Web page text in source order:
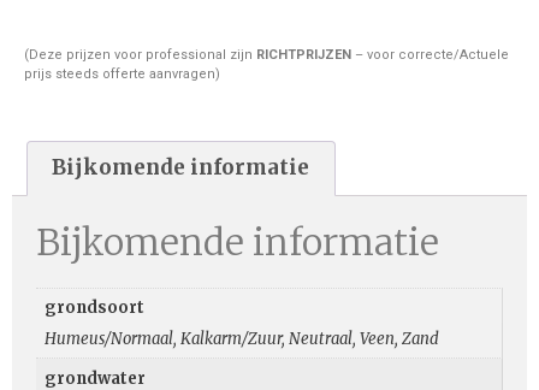
(Deze prijzen voor professional zijn RICHTPRIJZEN – voor correcte/Actuele
prijs steeds offerte aanvragen)
Bijkomende informatie
Bijkomende informatie
grondsoort
Humeus/Normaal, Kalkarm/Zuur, Neutraal, Veen, Zand
grondwater